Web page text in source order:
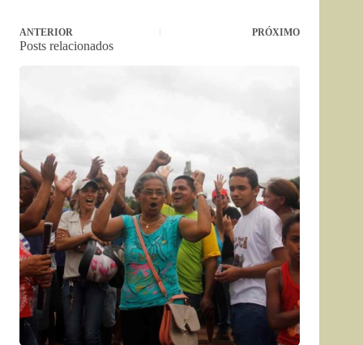
ANTERIOR PRÓXIMO
Posts relacionados